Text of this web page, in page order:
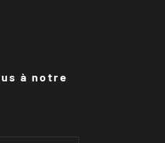
à notre